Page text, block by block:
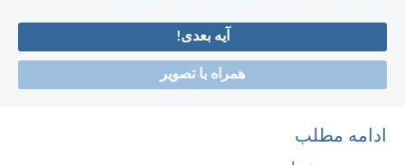
آیه بعدی!
همراه با تصویر
ادامه مطلب